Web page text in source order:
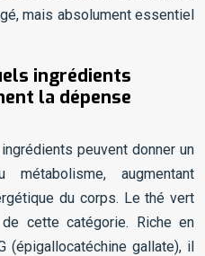
mais absolument essentiel
ingrédients
la dépense
peuvent donner un
augmentant
du corps. Le thé vert
cette catégorie. Riche en
(épigallocatéchine gallate), il